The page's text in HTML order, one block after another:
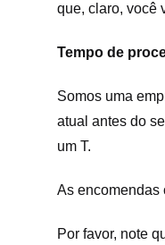
que, claro, você
Tempo de
Somos uma
atual antes do
um T.
As encomendas
Por favor, note